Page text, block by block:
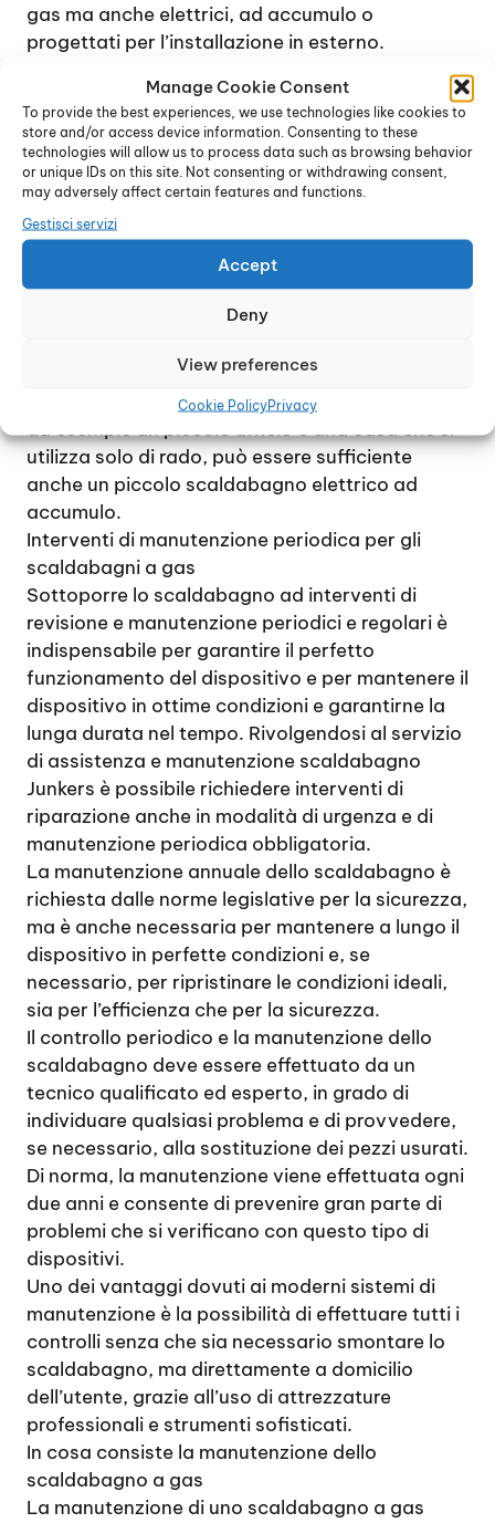
Manage Cookie Consent
To provide the best experiences, we use technologies like cookies to
store and/or access device information. Consenting to these
technologies will allow us to process data such as browsing behavior
or unique IDs on this site. Not consenting or withdrawing consent,
may adversely affect certain features and functions.
Gestisci servizi
Accept
Deny
View preferences
Cookie PolicyPrivacy
gas ma anche elettrici, ad accumulo o
progettati per l’installazione in esterno.
Il vantaggio di uno scaldabagno a gas è dovuto
soprattutto al costo di gestione inferiore, anche
se l’installazione in genere è più costosa, in
quanto richiede tutte le precauzioni necessarie
per un dispositivo dotato di bruciatore. La
decisione di installare uno scaldabagno a gas o
elettrico è relativa alle necessità e all’uso che si
intende fare del dispositivo.
Nel caso di una famiglia che consuma
quantitativi consistenti di acqua calda ogni
scaldabagno a gas istantaneo. Se invece
l’esigenza di disporre di acqua calda è minima,
ad esempio un piccolo ufficio o una casa che si
utilizza solo di rado, può essere sufficiente
anche un piccolo scaldabagno elettrico ad
accumulo.
Interventi di manutenzione periodica per gli
scaldabagni a gas
Sottoporre lo scaldabagno ad interventi di
revisione e manutenzione periodici e regolari è
indispensabile per garantire il perfetto
funzionamento del dispositivo e per mantenere il
dispositivo in ottime condizioni e garantirne la
lunga durata nel tempo. Rivolgendosi al servizio
di assistenza e manutenzione scaldabagno
Junkers è possibile richiedere interventi di
riparazione anche in modalità di urgenza e di
manutenzione periodica obbligatoria.
La manutenzione annuale dello scaldabagno è
richiesta dalle norme legislative per la sicurezza,
ma è anche necessaria per mantenere a lungo il
dispositivo in perfette condizioni e, se
necessario, per ripristinare le condizioni ideali,
sia per l’efficienza che per la sicurezza.
Il controllo periodico e la manutenzione dello
scaldabagno deve essere effettuato da un
tecnico qualificato ed esperto, in grado di
individuare qualsiasi problema e di provvedere,
se necessario, alla sostituzione dei pezzi usurati.
Di norma, la manutenzione viene effettuata ogni
due anni e consente di prevenire gran parte di
problemi che si verificano con questo tipo di
dispositivi.
Uno dei vantaggi dovuti ai moderni sistemi di
manutenzione è la possibilità di effettuare tutti i
controlli senza che sia necessario smontare lo
scaldabagno, ma direttamente a domicilio
dell’utente, grazie all’uso di attrezzature
professionali e strumenti sofisticati.
In cosa consiste la manutenzione dello
scaldabagno a gas
La manutenzione di uno scaldabagno a gas